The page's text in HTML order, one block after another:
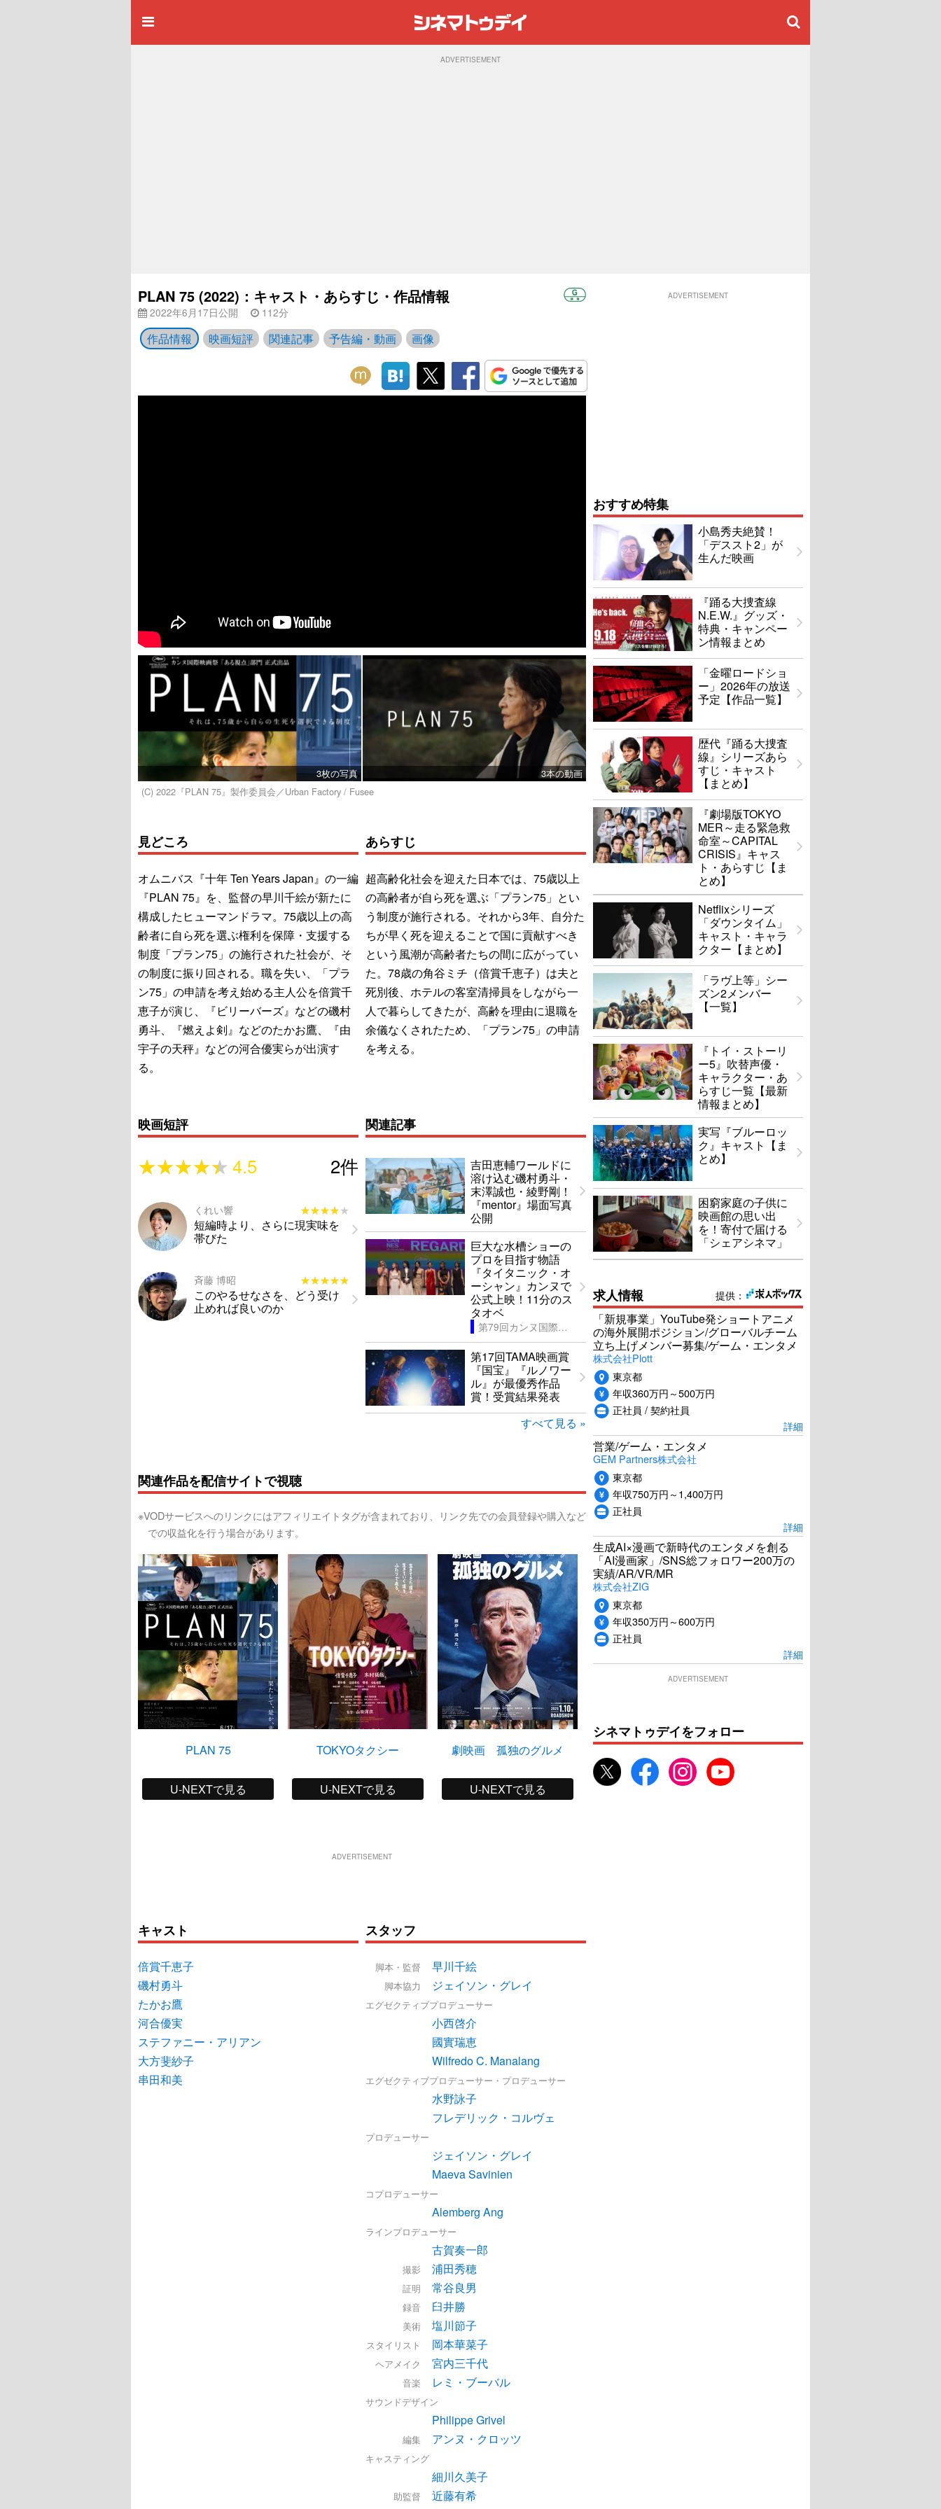
ADVERTISEMENT
PLAN 75 (2022)：キャスト・あらすじ・作品情報
2022年6月17日公開 112分
作品情報 映画短評 関連記事 予告編・動画 画像
3枚の写真
3本の動画
(C) 2022『PLAN 75』製作委員会／Urban Factory / Fusee
見どころ
オムニバス『十年 Ten Years Japan』の一編
『PLAN 75』を、監督の早川千絵が新たに
構成したヒューマンドラマ。75歳以上の高
齢者に自ら死を選ぶ権利を保障・支援する
制度「プラン75」の施行された社会が、そ
の制度に振り回される。職を失い、「プラ
ン75」の申請を考え始める主人公を倍賞千
恵子が演じ、『ビリーバーズ』などの磯村
勇斗、『燃えよ剣』などのたかお鷹、『由
宇子の天秤』などの河合優実らが出演す
る。
あらすじ
超高齢化社会を迎えた日本では、75歳以上
の高齢者が自ら死を選ぶ「プラン75」とい
う制度が施行される。それから3年、自分た
ちが早く死を迎えることで国に貢献すべき
という風潮が高齢者たちの間に広がってい
た。78歳の角谷ミチ（倍賞千恵子）は夫と
死別後、ホテルの客室清掃員をしながら一
人で暮らしてきたが、高齢を理由に退職を
余儀なくされたため、「プラン75」の申請
を考える。
映画短評
★★★★★
★★★★★4.5 2件
くれい響 ★★★★★
★★★★★
短編時より、さらに現実味を
帯びた
斉藤 博昭 ★★★★★
★★★★★
このやるせなさを、どう受け
止めれば良いのか
関連記事
吉田恵輔ワールドに
溶け込む磯村勇斗・
末澤誠也・綾野剛！
『mentor』場面写真
公開
巨大な水槽ショーの
プロを目指す物語
『タイタニック・オ
ーシャン』カンヌで
公式上映！11分のス
タオベ
第79回カンヌ国際映画祭
第17回TAMA映画賞
『国宝』『ルノワー
ル』が最優秀作品
賞！受賞結果発表
すべて見る »
関連作品を配信サイトで視聴
※VODサービスへのリンクにはアフィリエイトタグが含まれており、リンク先での会員登録や購入など
での収益化を行う場合があります。
PLAN 75
U-NEXTで見る
TOKYOタクシー
U-NEXTで見る
劇映画 孤独のグルメ
U-NEXTで見る
八犬伝
U-NEXTで見る
若き見知らぬ者たち
ADVERTISEMENT
キャスト
倍賞千恵子
磯村勇斗
たかお鷹
河合優実
ステファニー・アリアン
大方斐紗子
串田和美
スタッフ
脚本・監督 早川千絵
脚本協力 ジェイソン・グレイ
エグゼクティブプロデューサー
小西啓介
國實瑞恵
Wilfredo C. Manalang
エグゼクティブプロデューサー・プロデューサー
水野詠子
フレデリック・コルヴェ
プロデューサー
ジェイソン・グレイ
Maeva Savinien
コプロデューサー
Alemberg Ang
ラインプロデューサー
古賀奏一郎
撮影 浦田秀穂
証明 常谷良男
録音 臼井勝
美術 塩川節子
スタイリスト 岡本華菜子
ヘアメイク 宮内三千代
音楽 レミ・ブーバル
サウンドデザイン
Philippe Grivel
編集 アンヌ・クロッツ
キャスティング
細川久美子
助監督 近藤有希
ADVERTISEMENT
おすすめ特集
小島秀夫絶賛！
「デススト2」が
生んだ映画
『踊る大捜査線
N.E.W.』グッズ・
特典・キャンペー
ン情報まとめ
「金曜ロードショ
ー」2026年の放送
予定【作品一覧】
歴代『踊る大捜査
線』シリーズあら
すじ・キャスト
【まとめ】
『劇場版TOKYO
MER～走る緊急救
命室～CAPITAL
CRISIS』キャス
ト・あらすじ【ま
とめ】
Netflixシリーズ
「ダウンタイム」
キャスト・キャラ
クター【まとめ】
「ラヴ上等」シー
ズン2メンバー
【一覧】
『トイ・ストーリ
ー5』吹替声優・
キャラクター・あ
らすじ一覧【最新
情報まとめ】
実写『ブルーロッ
ク』キャスト【ま
とめ】
困窮家庭の子供に
映画館の思い出
を！寄付で届ける
「シェアシネマ」
提供：
求人情報
「新規事業」YouTube発ショートアニメ
の海外展開ポジション/グローバルチーム
立ち上げメンバー募集/ゲーム・エンタメ
株式会社Plott
東京都
年収360万円～500万円
正社員 / 契約社員
詳細
営業/ゲーム・エンタメ
GEM Partners株式会社
東京都
年収750万円～1,400万円
正社員
詳細
生成AI×漫画で新時代のエンタメを創る
「AI漫画家」/SNS総フォロワー200万の
実績/AR/VR/MR
株式会社ZIG
東京都
年収350万円～600万円
正社員
詳細
ADVERTISEMENT
シネマトゥデイをフォロー